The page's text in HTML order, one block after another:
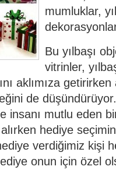
mumluklar,
Bu yılbaşı
vitrinler,
aklımıza getirirken
de
insanı mutlu eden
hediye
verdiğimiz kişi
onun için özel